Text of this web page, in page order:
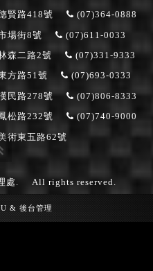
賢路418號 (07)364-0888
場街8號 (07)611-0033
森二路2號 (07)331-9333
方路51號 (07)693-0333
民路278號 (07)806-8333
松路232號 (07)740-9000
術東五路62號
處. All rights reserved.
& 後台管理